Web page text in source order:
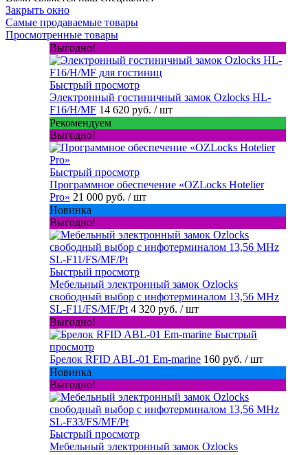
Закрыть окно
Самые продаваемые товары
Просмотренные товары
Выгодно!
Быстрый просмотр
Электронный гостиничный замок Ozlocks HL-
F16/H/MF 14 620 руб. / шт
Рекомендуем
Выгодно!
Быстрый просмотр
Программное обеспечение «OZLocks Hotelier
Pro» 21 000 руб. / шт
Новинка
Выгодно!
Быстрый просмотр
Мебельный электронный замок Ozlocks
свободный выбор с инфотерминалом 13,56 MHz
SL-F11/FS/MF/Pt 4 320 руб. / шт
Выгодно!
Быстрый
просмотр
Брелок RFID ABL-01 Em-marine 160 руб. / шт
Новинка
Выгодно!
Быстрый просмотр
Мебельный электронный замок Ozlocks